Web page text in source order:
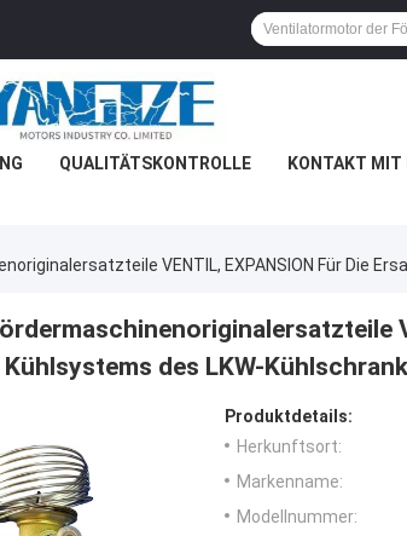
QUALITÄTSKONTROLLE KONTAKT MIT
VENTIL, EXPANSION Für Die
des LKW-
Produktdetails:
Herkunftsort:
Markenname:
Modellnummer: